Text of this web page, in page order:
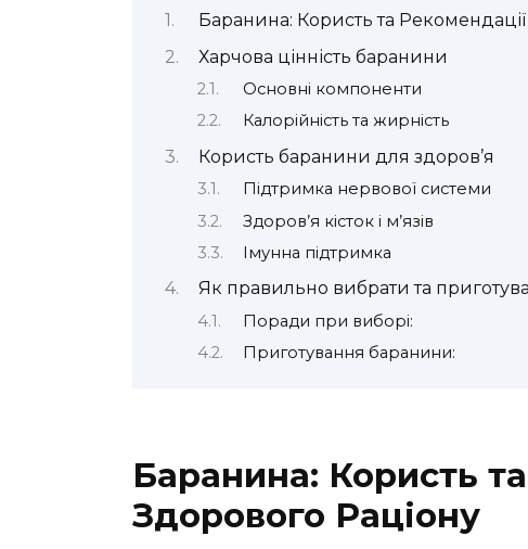
Баранина: Користь та
Харчова цінність баранини
Основні компоненти
Калорійність та жирність
Користь баранини для здоров’я
Підтримка нервової системи
Здоров’я кісток і м’язів
Імунна підтримка
Як правильно вибрати та
Поради при виборі:
Приготування баранини:
Баранина: Користь
Здорового Раціону